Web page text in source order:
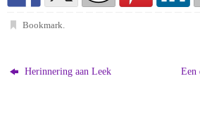
Bookmark.
Herinnering aan Leek Een